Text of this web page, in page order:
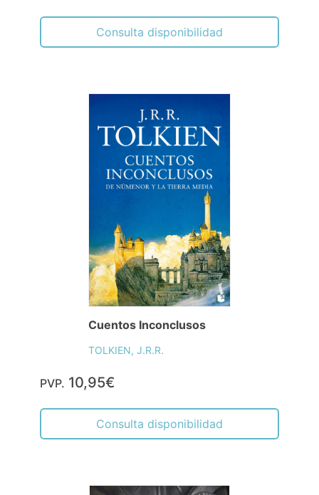
Consulta disponibilidad
Cuentos Inconclusos
TOLKIEN, J.R.R.
PVP. 10,95€
Consulta disponibilidad